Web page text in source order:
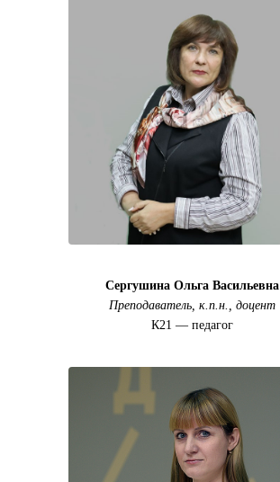
Сергушина Ольга Васильевна
Преподаватель, к.п.н., доцент
К21 — педагог